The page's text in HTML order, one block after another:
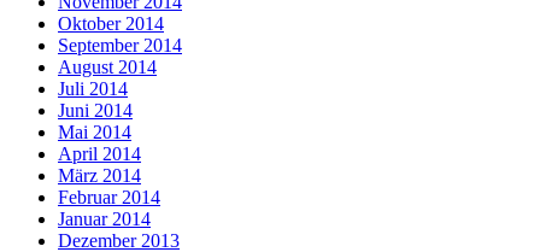
Oktober 2014
September 2014
August 2014
Juli 2014
Juni 2014
Mai 2014
April 2014
März 2014
Februar 2014
Januar 2014
Dezember 2013